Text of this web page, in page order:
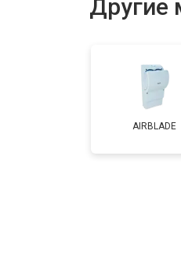
Другие
AIRBLADE